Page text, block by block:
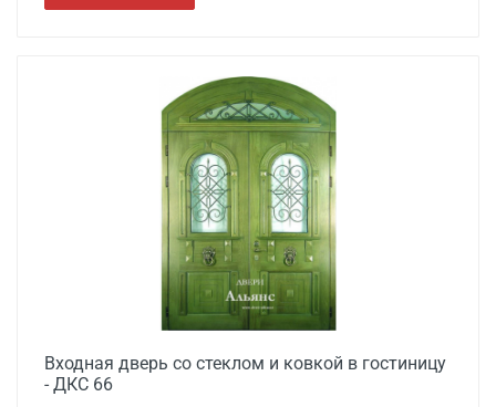
Входная дверь со стеклом и ковкой в гостиницу
- ДКС 66